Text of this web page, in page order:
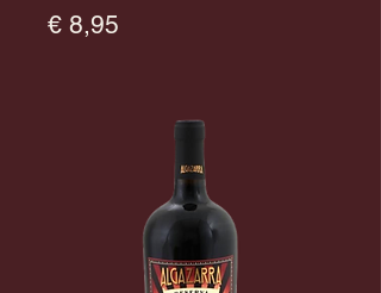
Prijs
€ 8,95